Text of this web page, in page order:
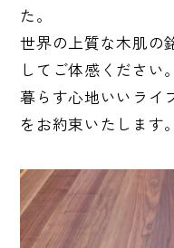
た。
世界の上質な木肌の
してご体感ください
暮らす心地いいライ
をお約束いたします。